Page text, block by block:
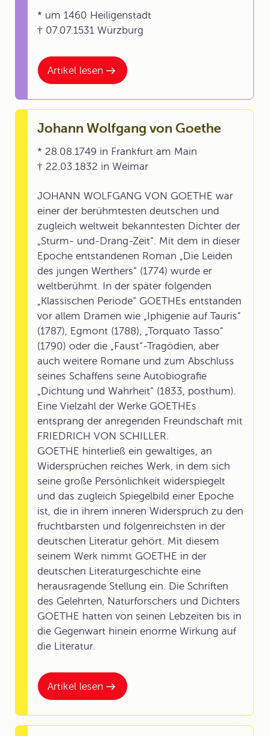
Artikel lesen
* um 1460 Heiligenstadt
† 07.07.1531 Würzburg
Artikel lesen
Johann Wolfgang von Goethe
* 28.08.1749 in Frankfurt am Main
† 22.03.1832 in Weimar
JOHANN WOLFGANG VON GOETHE war
einer der berühmtesten deutschen und
zugleich weltweit bekanntesten Dichter der
„Sturm- und-Drang-Zeit“. Mit dem in dieser
Epoche entstandenen Roman „Die Leiden
des jungen Werthers“ (1774) wurde er
weltberühmt. In der später folgenden
„Klassischen Periode“ GOETHEs entstanden
vor allem Dramen wie „Iphigenie auf Tauris“
(1787), Egmont (1788), „Torquato Tasso“
(1790) oder die „Faust“-Tragödien, aber
auch weitere Romane und zum Abschluss
seines Schaffens seine Autobiografie
„Dichtung und Wahrheit“ (1833, posthum).
Eine Vielzahl der Werke GOETHEs
entsprang der anregenden Freundschaft mit
FRIEDRICH VON SCHILLER.
GOETHE hinterließ ein gewaltiges, an
Widersprüchen reiches Werk, in dem sich
seine große Persönlichkeit widerspiegelt
und das zugleich Spiegelbild einer Epoche
ist, die in ihrem inneren Widerspruch zu den
fruchtbarsten und folgenreichsten in der
deutschen Literatur gehört. Mit diesem
seinem Werk nimmt GOETHE in der
deutschen Literaturgeschichte eine
herausragende Stellung ein. Die Schriften
des Gelehrten, Naturforschers und Dichters
GOETHE hatten von seinen Lebzeiten bis in
die Gegenwart hinein enorme Wirkung auf
die Literatur.